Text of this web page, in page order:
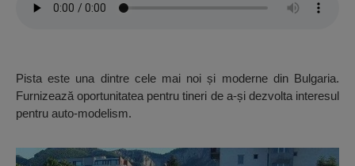
Pista este una dintre cele mai noi și moderne din Bulgaria.
Furnizează oportunitatea pentru tineri de a-și dezvolta interesul
pentru auto-modelism.